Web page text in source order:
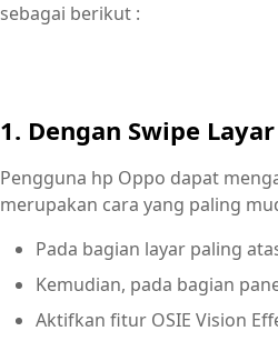
sebagai berikut :
1. Dengan Swipe Layar
Pengguna hp Oppo dapat
merupakan cara yang paling
Pada bagian layar paling
Kemudian, pada bagian
Aktifkan fitur OSIE Vision